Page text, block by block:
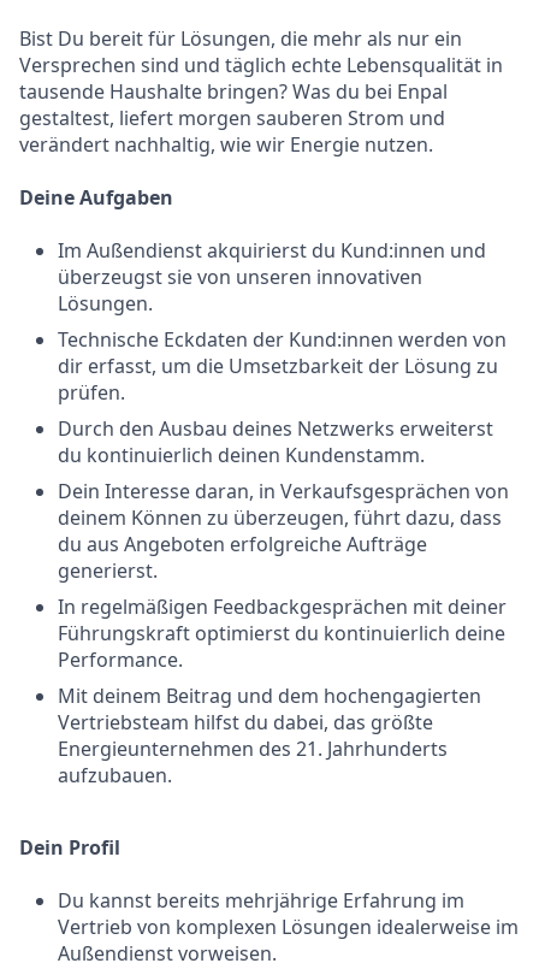
Bist Du bereit für Lösungen, die mehr als nur ein
Versprechen sind und täglich echte Lebensqualität in
tausende Haushalte bringen? Was du bei Enpal
gestaltest, liefert morgen sauberen Strom und
verändert nachhaltig, wie wir Energie nutzen.
Deine Aufgaben
Im Außendienst akquirierst du Kund:innen und
überzeugst sie von unseren innovativen
Lösungen.
Technische Eckdaten der Kund:innen werden von
dir erfasst, um die Umsetzbarkeit der Lösung zu
prüfen.
Durch den Ausbau deines Netzwerks erweiterst
du kontinuierlich deinen Kundenstamm.
Dein Interesse daran, in Verkaufsgesprächen von
deinem Können zu überzeugen, führt dazu, dass
du aus Angeboten erfolgreiche Aufträge
generierst.
In regelmäßigen Feedbackgesprächen mit deiner
Führungskraft optimierst du kontinuierlich deine
Performance.
Mit deinem Beitrag und dem hochengagierten
Vertriebsteam hilfst du dabei, das größte
Energieunternehmen des 21. Jahrhunderts
aufzubauen.
Dein Profil
Du kannst bereits mehrjährige Erfahrung im
Vertrieb von komplexen Lösungen idealerweise im
Außendienst vorweisen.